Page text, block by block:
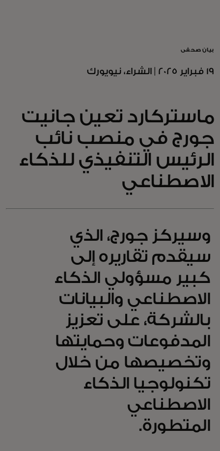
للأعمال
للمجتمع
للمبتكرين
الأخبار و التوجهات
بيان صحفي
19 فبراير 2025 | الشراء، نيويورك
ماستركارد تعين جانيت
جورج في منصب نائب
الرئيس التنفيذي للذكاء
الاصطناعي
وسيركز جورج، الذي
سيقدم تقاريره إلى
كبير مسؤولي الذكاء
الاصطناعي والبيانات
بالشركة، على تعزيز
المدفوعات وحمايتها
وتخصيصها من خلال
تكنولوجيا الذكاء
الاصطناعي
المتطورة.